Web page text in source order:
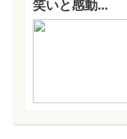
笑いと感動...